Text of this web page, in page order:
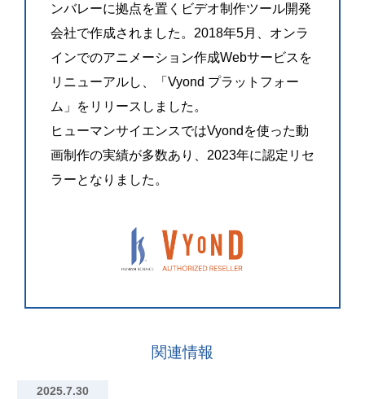
ンバレーに拠点を置くビデオ制作ツール開発
会社で作成されました。2018年5月、オンラ
インでのアニメーション作成Webサービスを
リニューアルし、「Vyond プラットフォー
ム」をリリースしました。
ヒューマンサイエンスではVyondを使った動
画制作の実績が多数あり、2023年に認定リセ
ラーとなりました。
関連情報
2025.7.30